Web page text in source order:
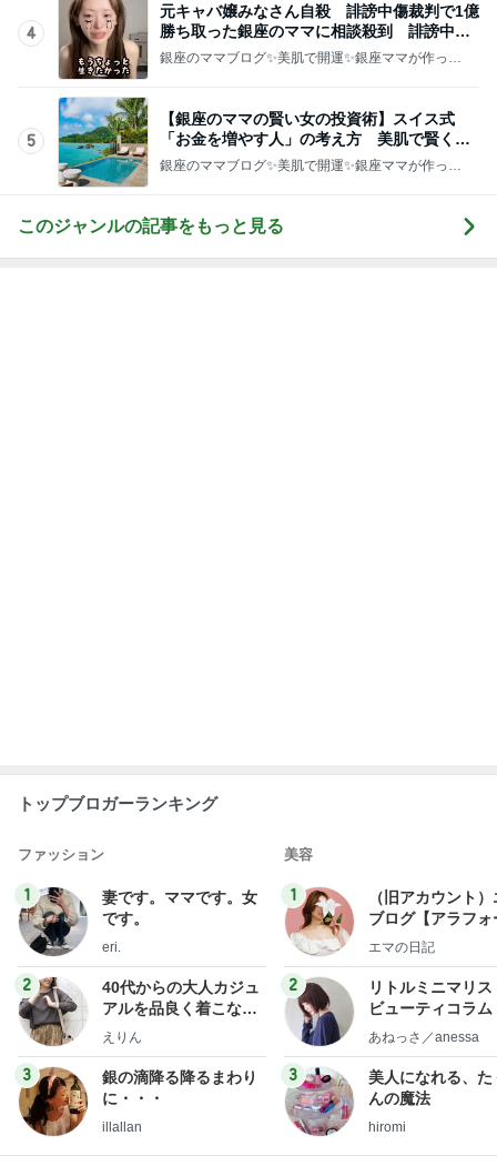
4
元キャバ嬢みなさん自殺 誹謗中傷裁判で1億
勝ち取った銀座のママに相談殺到 誹謗中傷
は正義じゃない
銀座のママブログ✨美肌で開運✨銀座ママが作った
5
【銀座のママの賢い女の投資術】スイス式
「お金を増やす人」の考え方 美肌で賢く金
運UP これが正解
銀座のママブログ✨美肌で開運✨銀座ママが作った
このジャンルの記事をもっと見る
トップブロガーランキング
ファッション
1
妻です。ママです。女
です。
eri.
2
40代からの大人カジュ
アルを品良く着こなす
ファッションブログ
えりん
3
銀の滴降る降るまわり
に・・・
illallan
美容
1
（旧アカウント
ブログ【アラフォ
社売却セカンドラ
エマの日記
2
リトルミニマリス
ビューティコラ
little
あねっさ／anessa
3
美人になれる、た
んの魔法
hiromi